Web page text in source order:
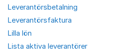
Leverantörsbetalning
Leverantörsfaktura
Lilla lön
Lista aktiva leverantörer